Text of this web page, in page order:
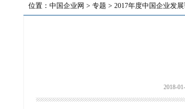
位置： 中国企业网 > 专题 > 2017年度中国企业发
2018-